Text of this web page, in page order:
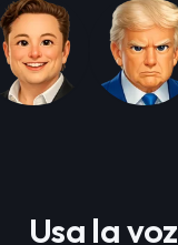
Usa la